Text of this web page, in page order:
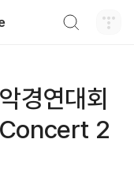
경연대회
2